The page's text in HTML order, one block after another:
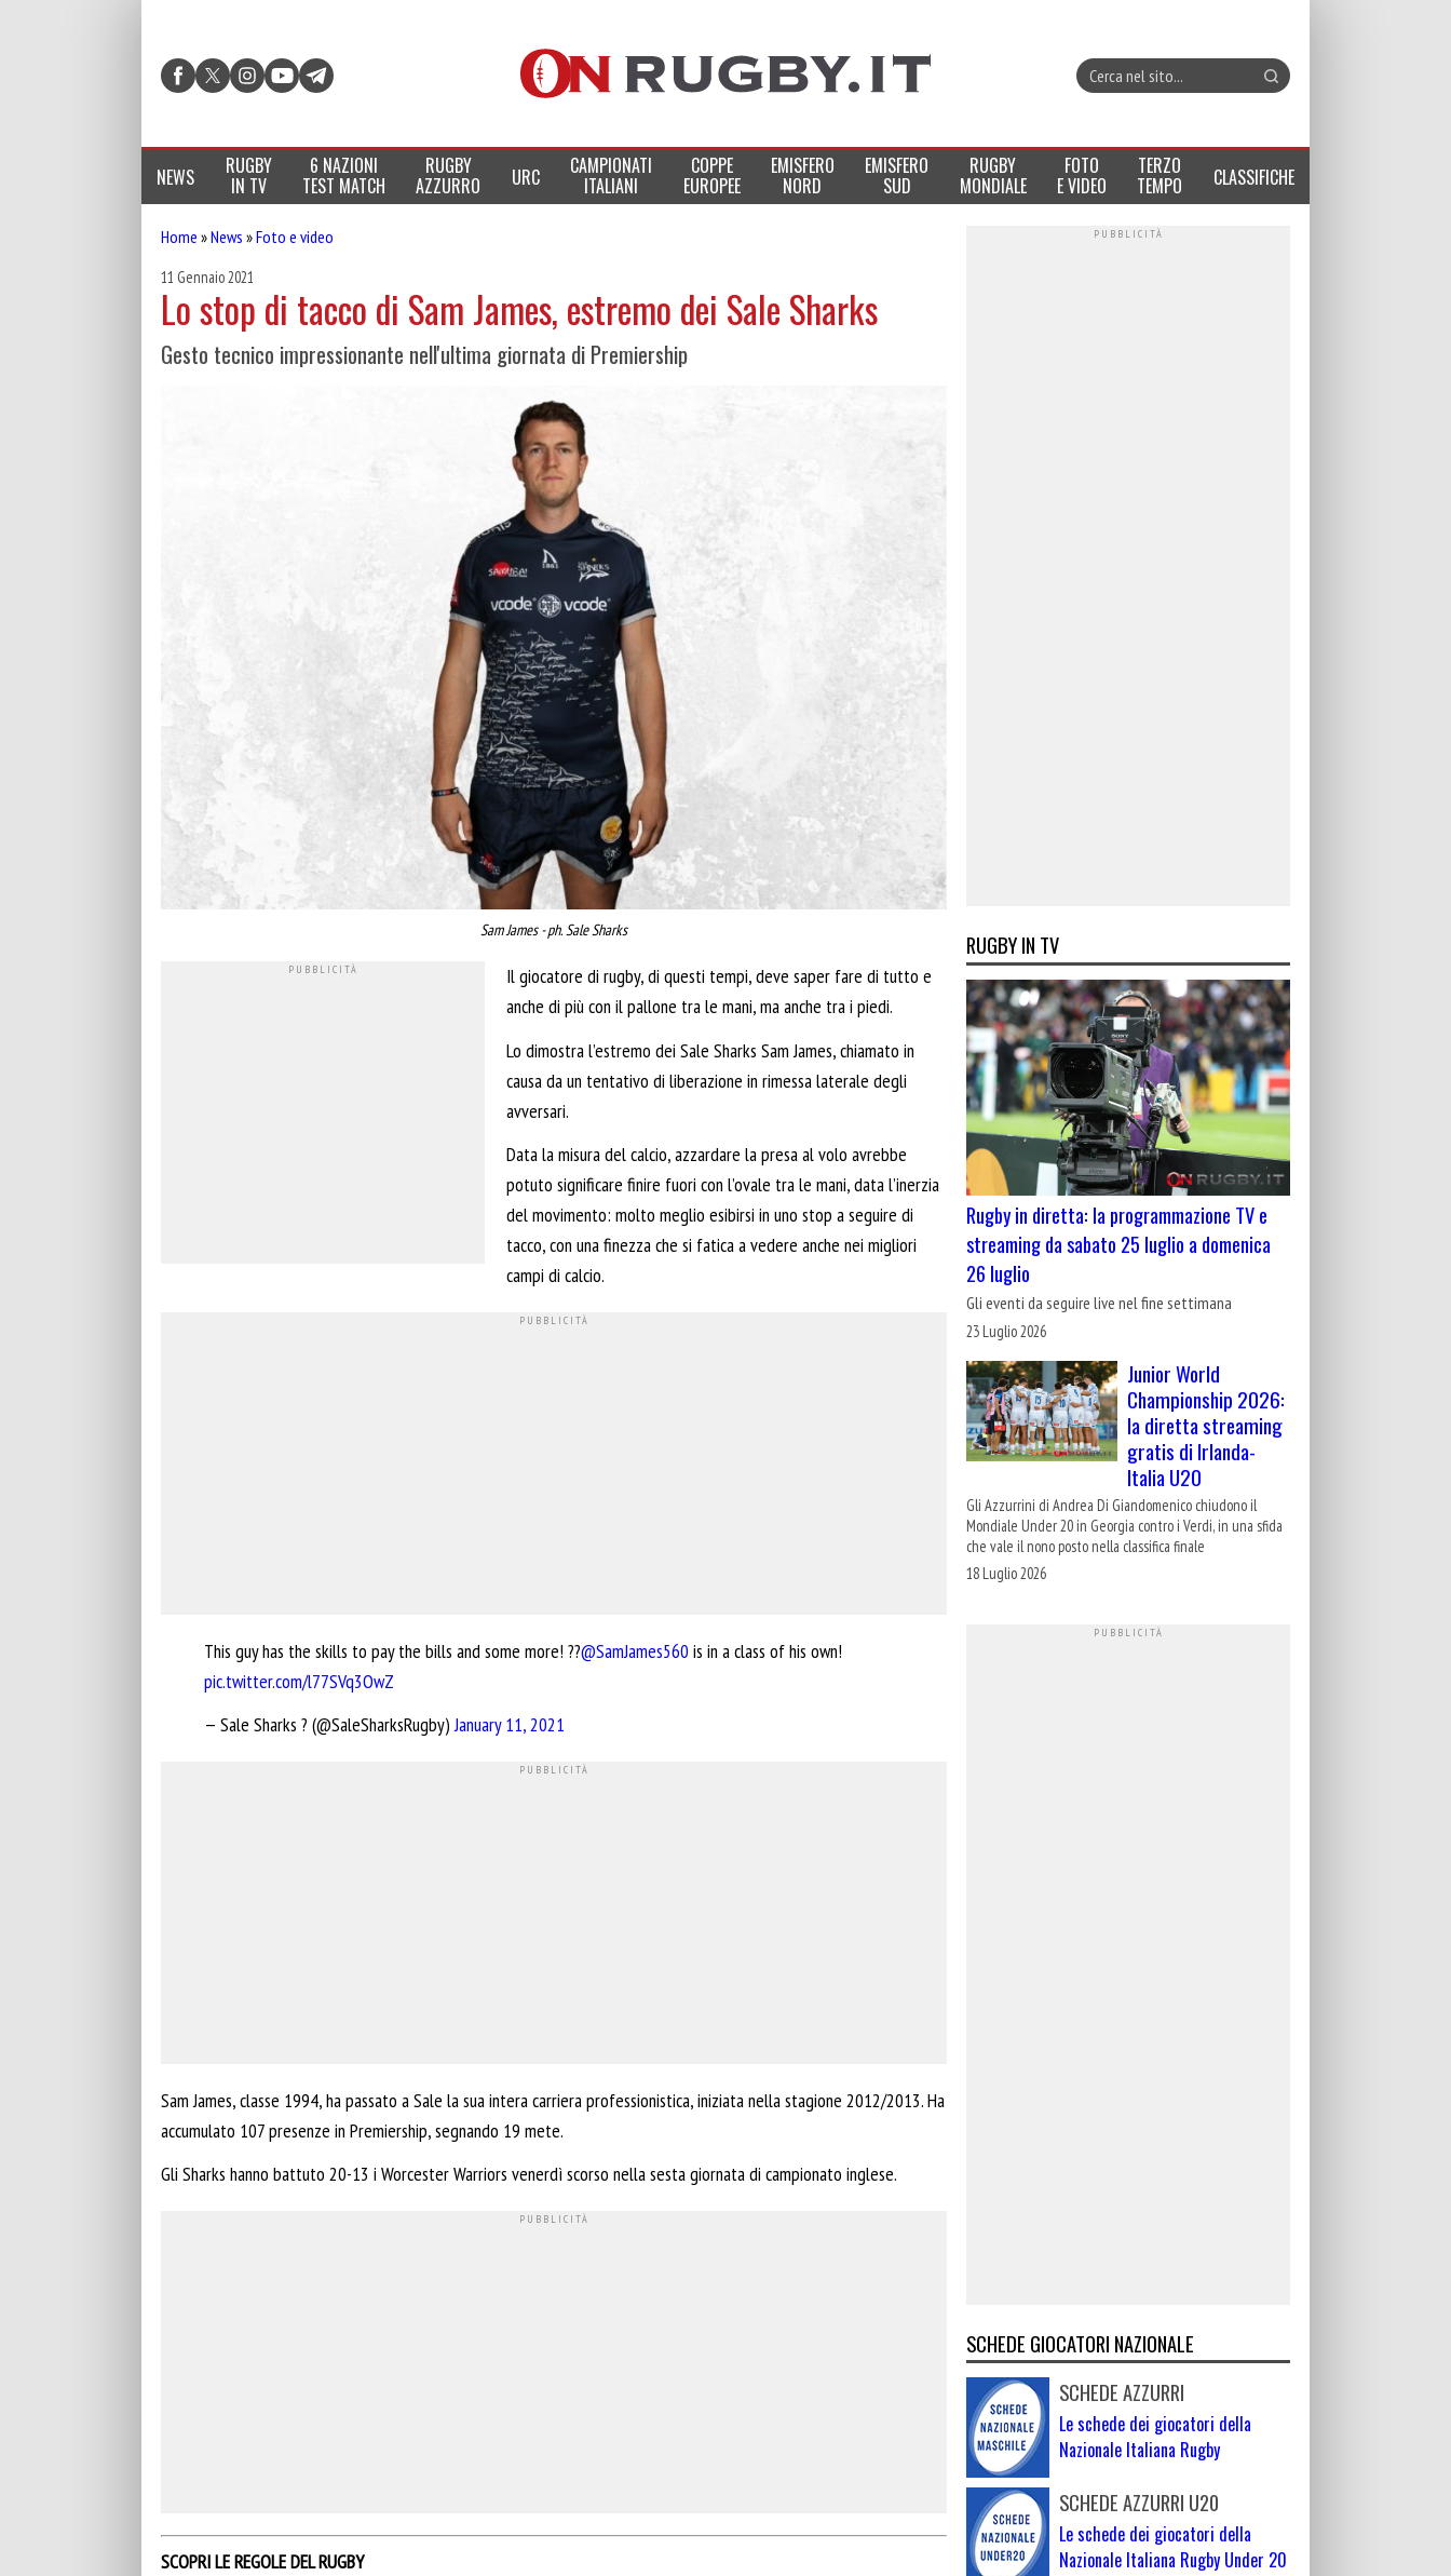
NEWS RUGBY
IN TV
6 NAZIONI
TEST MATCH
RUGBY
AZZURRO URC CAMPIONATI
ITALIANI
COPPE
EUROPEE
EMISFERO
NORD
EMISFERO
SUD
RUGBY
MONDIALE
FOTO
E VIDEO
TERZO
TEMPO CLASSIFICHE
Home »News »Foto e video
11 Gennaio 2021
Lo stop di tacco di Sam James, estremo dei Sale Sharks
Gesto tecnico impressionante nell'ultima giornata di Premiership
Sam James - ph. Sale Sharks
Il giocatore di rugby, di questi tempi, deve saper fare di tutto e
anche di più con il pallone tra le mani, ma anche tra i piedi.
Lo dimostra l’estremo dei Sale Sharks Sam James, chiamato in
causa da un tentativo di liberazione in rimessa laterale degli
avversari.
Data la misura del calcio, azzardare la presa al volo avrebbe
potuto significare finire fuori con l’ovale tra le mani, data l’inerzia
del movimento: molto meglio esibirsi in uno stop a seguire di
tacco, con una finezza che si fatica a vedere anche nei migliori
campi di calcio.
This guy has the skills to pay the bills and some more! ??@SamJames560 is in a class of his own!
pic.twitter.com/l77SVq3OwZ
— Sale Sharks ? (@SaleSharksRugby)January 11, 2021
Sam James, classe 1994, ha passato a Sale la sua intera carriera professionistica, iniziata nella stagione 2012/2013. Ha
accumulato 107 presenze in Premiership, segnando 19 mete.
Gli Sharks hanno battuto 20-13 i Worcester Warriors venerdì scorso nella sesta giornata di campionato inglese.
SCOPRI LE REGOLE DEL RUGBY
RUGBY IN TV
Rugby in diretta: la programmazione TV e
streaming da sabato 25 luglio a domenica
26 luglio
Gli eventi da seguire live nel fine settimana
23 Luglio 2026
Junior World
Championship 2026:
la diretta streaming
gratis di Irlanda-
Italia U20
Gli Azzurrini di Andrea Di Giandomenico chiudono il
Mondiale Under 20 in Georgia contro i Verdi, in una sfida
che vale il nono posto nella classifica finale
18 Luglio 2026
SCHEDE GIOCATORI NAZIONALE
SCHEDE AZZURRI
Le schede dei giocatori della
Nazionale Italiana Rugby
SCHEDE AZZURRI U20
Le schede dei giocatori della
Nazionale Italiana Rugby Under 20